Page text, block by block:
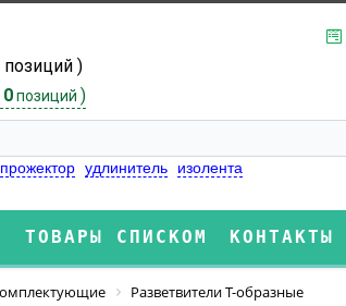
позиций )
0 позиций )
прожектор удлинитель изолента
ТОВАРЫ СПИСКОМ КОНТАКТЫ
Разветвители Т-образные